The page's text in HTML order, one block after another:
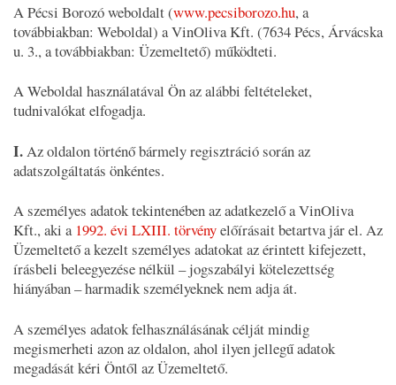
A Pécsi Borozó weboldalt (www.pecsiborozo.hu, a
továbbiakban: Weboldal) a VinOliva Kft. (7634 Pécs, Árvácska
u. 3., a továbbiakban: Üzemeltető) működteti.
A Weboldal használatával Ön az alábbi feltételeket,
tudnivalókat elfogadja.
I.Az oldalon történő bármely regisztráció során az
adatszolgáltatás önkéntes.
A személyes adatok tekintenében az adatkezelő a VinOliva
Kft., aki a 1992. évi LXIII. törvényelőírásait betartva jár el. Az
Üzemeltető a kezelt személyes adatokat az érintett kifejezett,
írásbeli beleegyezése nélkül – jogszabályi kötelezettség
hiányában – harmadik személyeknek nem adja át.
A személyes adatok felhasználásának célját mindig
megismerheti azon az oldalon, ahol ilyen jellegű adatok
megadását kéri Öntől az Üzemeltető.